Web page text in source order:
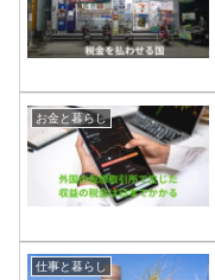
お金と暮らし
仕事と暮らし